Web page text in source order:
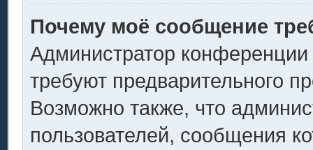
Почему моё сообщение
Администратор
требуют предварительного
Возможно также, что
пользователей, сообщения